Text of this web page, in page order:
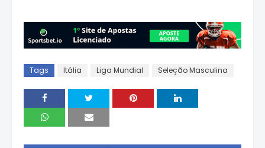
Tags Itália Liga Mundial Seleção Masculina